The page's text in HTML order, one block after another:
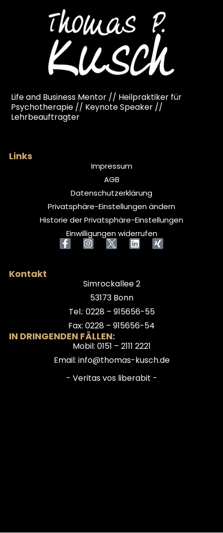
Life and Business Mentor // Heilpraktiker für
Psychotherapie // Keynote Speaker //
Lehrbeauftragter
Links
Impressum
AGB
Datenschutzerklärung
Privatsphäre-Einstellungen ändern
Historie der Privatsphäre-Einstellungen
Einwilligungen widerrufen
Kontakt
Simrockallee 2
53173 Bonn
Tel.: 0228 – 915656-55
Fax: 0228 – 915656-54
IN DRINGENDEN FÄLLEN:
Mobil: 0151 – 2111 2221
Email: info@thomas-kusch.de
- Veritas vos liberabit -